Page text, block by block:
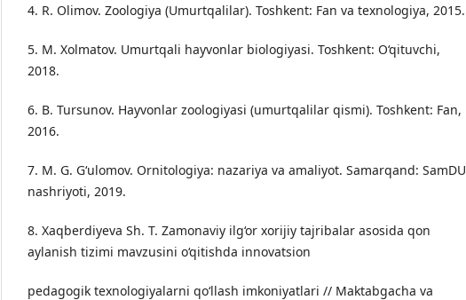
4. R. Olimov. Zoologiya (Umurtqalilar). Toshkent: Fan va texnologiya, 2015.
5. M. Xolmatov. Umurtqali hayvonlar biologiyasi. Toshkent: O‘qituvchi,
2018.
6. B. Tursunov. Hayvonlar zoologiyasi (umurtqalilar qismi). Toshkent: Fan,
2016.
7. M. G. G‘ulomov. Ornitologiya: nazariya va amaliyot. Samarqand: SamDU
nashriyoti, 2019.
8. Xaqberdiyeva Sh. T. Zamonaviy ilg‘or xorijiy tajribalar asosida qon
aylanish tizimi mavzusini o‘qitishda innovatsion
pedagogik texnologiyalarni qo‘llash imkoniyatlari // Maktabgacha va